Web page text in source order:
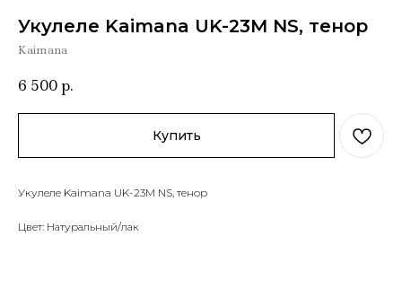
Укулеле Kaimana UK-23M NS, тенор
Kaimana
6 500р.
Купить
Укулеле Kaimana UK-23M NS, тенор
Цвет: Натуральный/лак